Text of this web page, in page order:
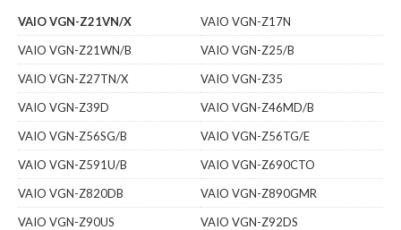
VAIO VGN-Z21VN/X
VAIO VGN-Z17N
VAIO VGN-Z21WN/B
VAIO VGN-Z25/B
VAIO VGN-Z27TN/X
VAIO VGN-Z35
VAIO VGN-Z39D
VAIO VGN-Z46MD/B
VAIO VGN-Z56SG/B
VAIO VGN-Z56TG/E
VAIO VGN-Z591U/B
VAIO VGN-Z690CTO
VAIO VGN-Z820DB
VAIO VGN-Z890GMR
VAIO VGN-Z90US
VAIO VGN-Z92DS